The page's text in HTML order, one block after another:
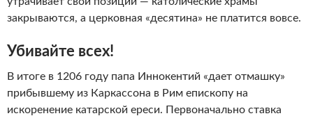
закрываются, а церковная «десятина» не платится вовсе.
Убивайте всех!
В итоге в 1206 году папа Иннокентий «дает отмашку»
прибывшему из Каркассона в Рим епископу на
искоренение катарской ереси. Первоначально ставка